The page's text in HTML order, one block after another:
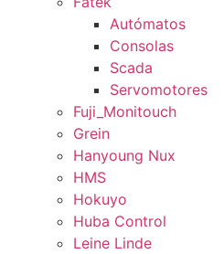
Autómatos
Consolas
Scada
Servomotores
Fuji_Monitouch
Grein
Hanyoung Nux
HMS
Hokuyo
Huba Control
Leine Linde